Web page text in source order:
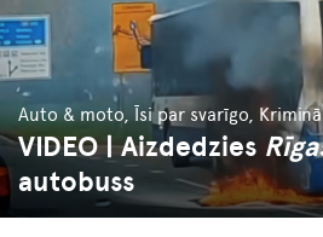
Auto & moto, Īsi par svarīgo,
VIDEO | Aizdedzies
autobuss